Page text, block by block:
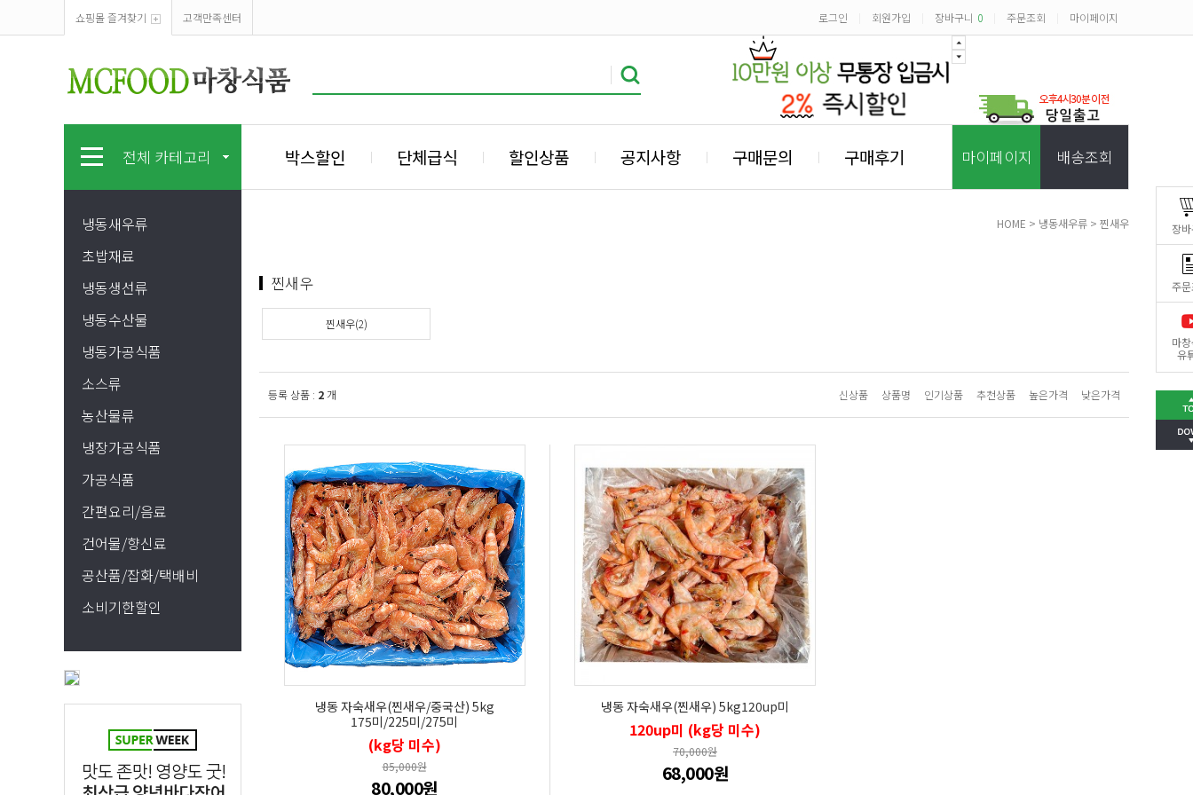
장
주
마
유
쇼핑몰 즐겨찾기 고객만족센터 로그인 회원가입 장바구니 0 주문조회 마이페이지
전체 카테고리 박스할인 단체급식 할인상품 공지사항 구매문의 구매후기 마이페이지 배송조회
냉동새우류
초밥재료
냉동생선류
냉동수산물
냉동가공식품
소스류
농산물류
냉장가공식품
가공식품
간편요리/음료
건어물/향신료
공산품/잡화/택배비
소비기한할인
HOME > 냉동새우류 > 찐새우
찐새우
찐새우(2)
등록 상품 : 2 개 신상품 상품명 인기상품 추천상품 높은가격 낮은가격
냉동 자숙새우(찐새우/중국산) 5kg
175미/225미/275미
(kg당 미수)
85,000원
80,000원
냉동 자숙새우(찐새우) 5kg120up미
120up미 (kg당 미수)
70,000원
68,000원